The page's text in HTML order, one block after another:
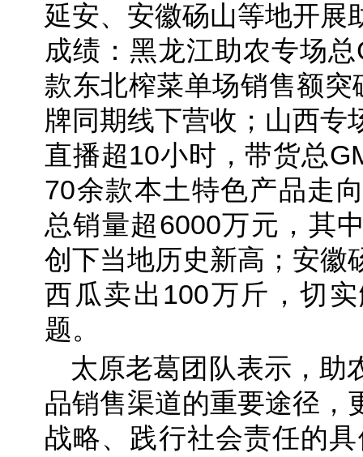
延安、安徽砀山等地开展
成绩：黑龙江助农专场
款东北榨菜单场销售额
牌同期线下营收；山西专
直播超10小时，带货总
70余款本土特色产品走
总销量超6000万元，其
创下当地历史新高；安徽
西瓜卖出100万斤，切
题。
太原老葛团队表示，助
品销售渠道的重要途径，
战略、践行社会责任的